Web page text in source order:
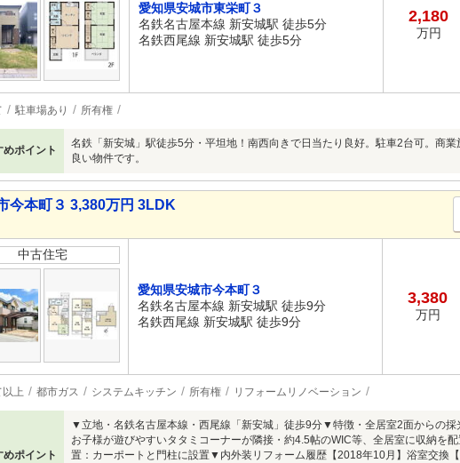
愛知県安城市東栄町３
名鉄名古屋本線 新安城駅 徒歩5分
名鉄西尾線 新安城駅 徒歩5分
2,180
万円
駐車場あり 所有権
めポイント
名鉄「新安城」駅徒歩5分・平坦地！南西向きで日当たり良好。駐車2台可。商
良い物件です。
今本町３ 3,380万円 3LDK
中古住宅
愛知県安城市今本町３
名鉄名古屋本線 新安城駅 徒歩9分
名鉄西尾線 新安城駅 徒歩9分
3,380
万円
上 都市ガス システムキッチン 所有権 リフォームリノベーション
めポイント
▼立地・名鉄名古屋本線・西尾線「新安城」徒歩9分▼特徴・全居室2面からの
お子様が遊びやすいタタミコーナーが隣接・約4.5帖のWIC等、全居室に収納を
置：カーポートと門柱に設置▼内外装リフォーム履歴【2018年10月】浴室交換